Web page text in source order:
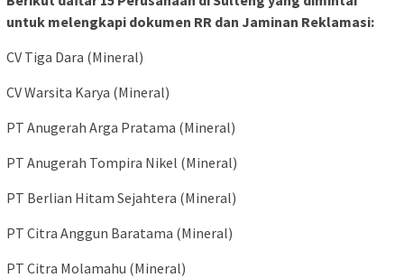
untuk melengkapi dokumen RR dan Jaminan Reklamasi:
CV Tiga Dara (Mineral)
CV Warsita Karya (Mineral)
PT Anugerah Arga Pratama (Mineral)
PT Anugerah Tompira Nikel (Mineral)
PT Berlian Hitam Sejahtera (Mineral)
PT Citra Anggun Baratama (Mineral)
PT Citra Molamahu (Mineral)